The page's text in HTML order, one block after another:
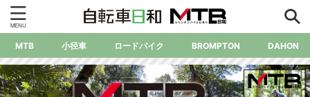
MTB 小径車 ロードバイク BROMPTON DAHON